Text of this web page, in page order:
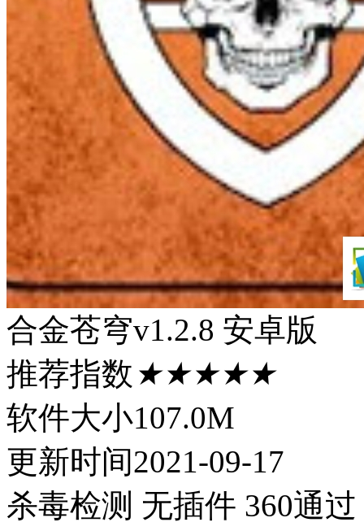
合金苍穹v1.2.8 安卓版
推荐指数 ★★★★★
软件大小107.0M
更新时间2021-09-17
杀毒检测 无插件 360通过